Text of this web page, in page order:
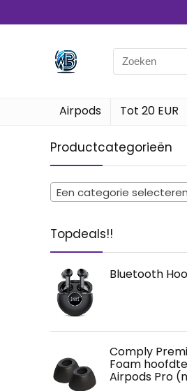
Search
for:
Airpods Tot 20 EUR
Productcategorieën
Een categorie selecteren
Topdeals!!
Bluetooth
Comply
Foam
Airpods Pro